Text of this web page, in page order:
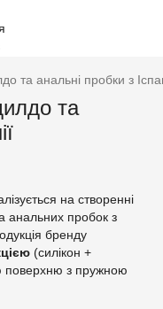
та анальні пробки з
та
на створенні
анальних пробок з
бренду
(силікон +
поверхню з пружною